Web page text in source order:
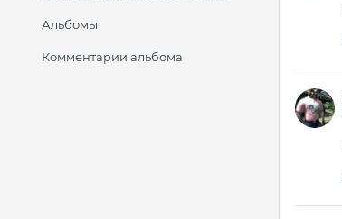
Альбомы
Комментарии альбома